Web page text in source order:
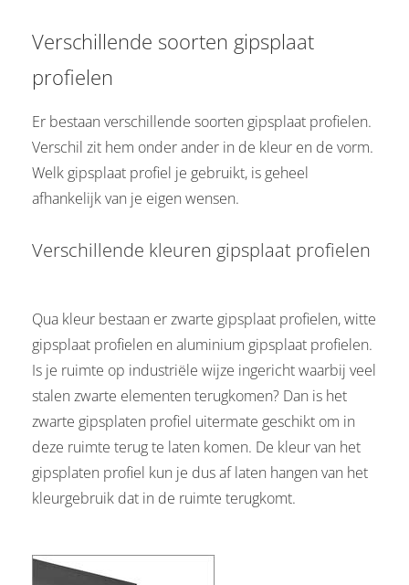
Verschillende soorten gipsplaat
profielen
Er bestaan verschillende soorten gipsplaat profielen.
Verschil zit hem onder ander in de kleur en de vorm.
Welk gipsplaat profiel je gebruikt, is geheel
afhankelijk van je eigen wensen.
Verschillende kleuren gipsplaat profielen
Qua kleur bestaan er zwarte gipsplaat profielen, witte
gipsplaat profielen en aluminium gipsplaat profielen.
Is je ruimte op industriële wijze ingericht waarbij veel
stalen zwarte elementen terugkomen? Dan is het
zwarte gipsplaten profiel uitermate geschikt om in
deze ruimte terug te laten komen. De kleur van het
gipsplaten profiel kun je dus af laten hangen van het
kleurgebruik dat in de ruimte terugkomt.